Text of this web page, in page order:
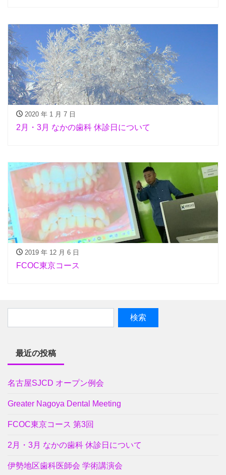
2020 年 1 月 7 日
2月・3月 なかの歯科 休診日について
2019 年 12 月 6 日
FCOC東京コース
最近の投稿
名古屋SJCD オープン例会
Greater Nagoya Dental Meeting
FCOC東京コース 第3回
2月・3月 なかの歯科 休診日について
伊勢地区歯科医師会 学術講演会